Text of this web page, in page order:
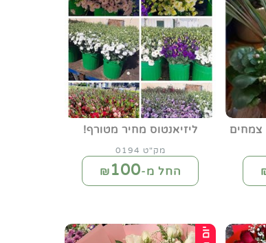
ליזיאנטוס מחיר מטורף!
מק"ט 0194
החל מ-₪100